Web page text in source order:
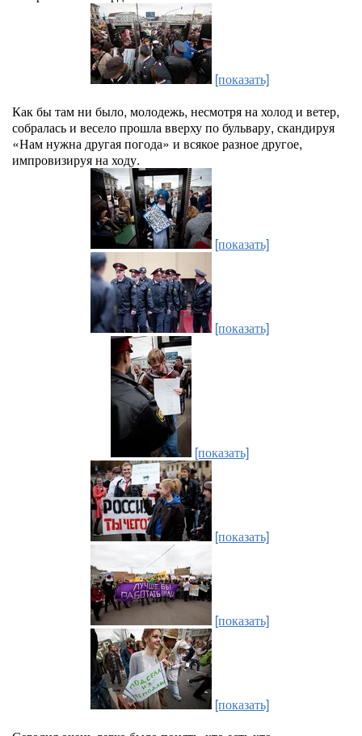
[показать]
Как бы там ни было, молодежь, несмотря на холод и ветер,
собралась и весело прошла вверху по бульвару, скандируя
«Нам нужна другая погода» и всякое разное другое,
импровизируя на ходу.
[показать]
[показать]
[показать]
[показать]
[показать]
[показать]